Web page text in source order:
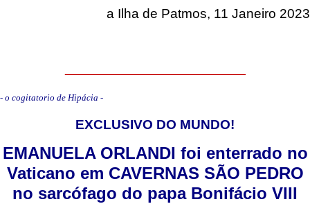
a Ilha de Patmos, 11 Janeiro 2023
- o cogitatorio de Hipácia -
EXCLUSIVO DO MUNDO!
EMANUELA ORLANDI foi enterrado no
Vaticano em CAVERNAS SÃO PEDRO
no sarcófago do papa Bonifácio VIII